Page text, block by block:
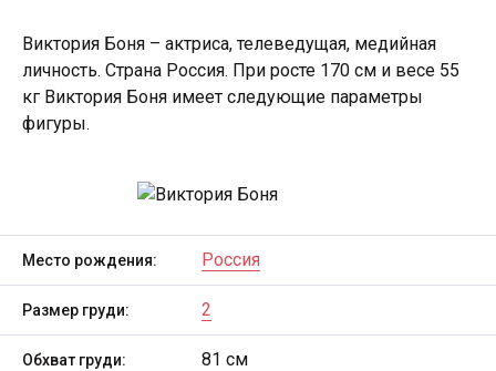
Виктория Боня – актриса, телеведущая, медийная
личность. Страна Россия. При росте 170 см и весе 55
кг Виктория Боня имеет следующие параметры
фигуры.
Место рождения: Россия
Размер груди: 2
Обхват груди: 81 см